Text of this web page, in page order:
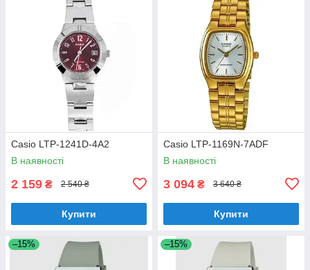
Casio LTP-1241D-4A2
В наявності
2 159 ₴ 2 540 ₴
Купити
Casio LTP-1169N-7ADF
В наявності
3 094 ₴ 3 640 ₴
Купити
–15% –15%